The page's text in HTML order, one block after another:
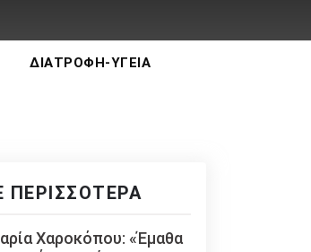
ΔΙΑΤΡΟΦΉ-ΥΓΕΊΑ
ΠΕΡΙΣΣΌΤΕΡΑ
Χαροκόπου: «Έμαθα